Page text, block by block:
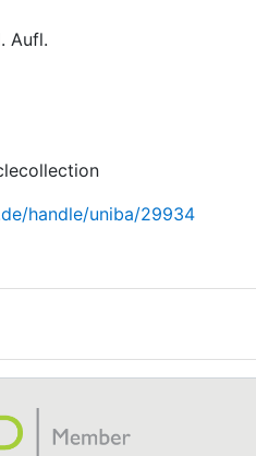
Aufl.
handle/uniba/29934